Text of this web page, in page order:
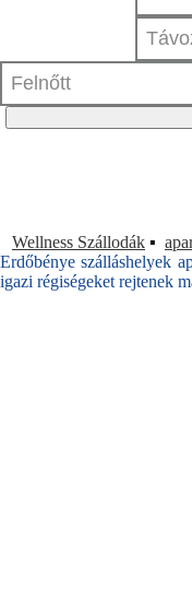
Wellness Szállodák ▪
Erdőbénye szálláshelyek
igazi régiségeket rejtenek